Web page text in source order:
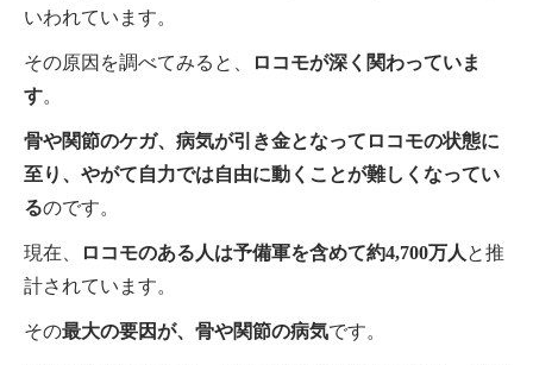
いわれています。
その原因を調べてみると、
ロコモが深く関わっていま
す。
骨や関節のケガ、病気が引き金となってロコモの状態に
至り、やがて自力では自由に動くことが難しくなってい
るのです。
現在、 ロコモのある人は予備軍を含めて約4,700万人 と推
計されています。
その最大の要因が、骨や関節の病気です。